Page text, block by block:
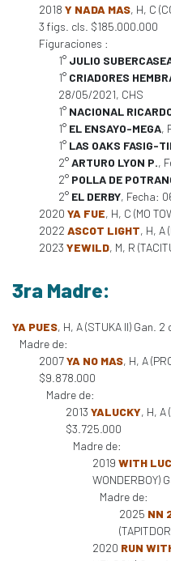
2018 Y NADA MAS, H, C
3 figs. cls. $185.000.000
Figuraciones :
1° JULIO
1° CRIADORES
28/05/2021, CHS
1° NACIONAL
1° EL ENSAYO-MEGA,
1° LAS OAKS FASIG-
2°ARTURO LYON P.,
2° POLLA DE
2° EL DERBY, Fecha:
2020 YA FUE, H, C (MO
2022 ASCOT LIGHT, H, A
2023 YEWILD, M, R
3ra Madre:
YA PUES, H, A (STUKA II) Gan.
Madre de:
2007YA NO MAS, H, A
$9.878.000
Madre de:
2013 YALUCKY, H, A
$3.725.000
Madre de:
2019 WITH
WONDERBOY)
Madre de:
2025 NN
2020 RUN